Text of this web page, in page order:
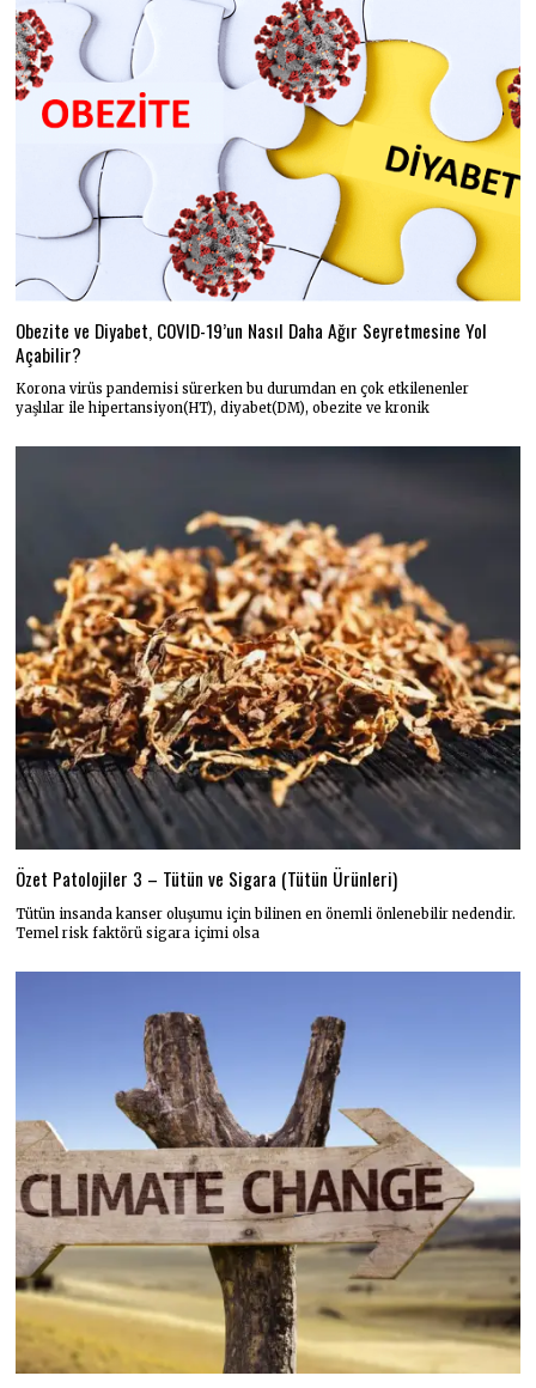
Obezite ve Diyabet, COVID-19’un Nasıl Daha Ağır Seyretmesine Yol
Açabilir?
Korona virüs pandemisi sürerken bu durumdan en çok etkilenenler
yaşlılar ile hipertansiyon(HT), diyabet(DM), obezite ve kronik
Özet Patolojiler 3 – Tütün ve Sigara (Tütün Ürünleri)
Tütün insanda kanser oluşumu için bilinen en önemli önlenebilir nedendir.
Temel risk faktörü sigara içimi olsa